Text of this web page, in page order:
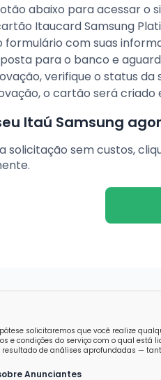
abaixo para acessar o
Itaucard Samsung
formulário com suas
para o banco e
verifique o status
o cartão será
Itaú Samsung
solicitação sem custos,
solicitaremos que você realize
e condições do serviço com o qual está
resultado de análises aprofundadas —
Anunciantes